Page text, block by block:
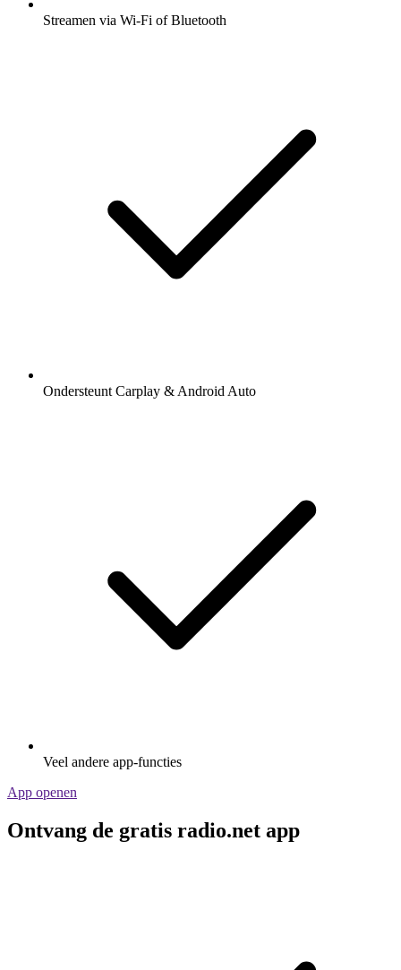
Streamen via Wi-Fi of Bluetooth
Ondersteunt Carplay & Android Auto
Veel andere app-functies
App openen
Ontvang de gratis radio.net app